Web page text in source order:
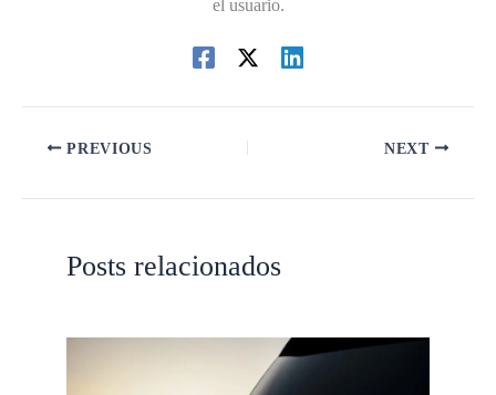
el usuario.
PREVIOUS NEXT
Posts relacionados